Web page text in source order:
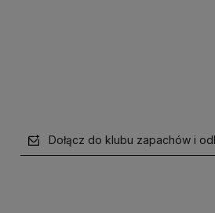
Dołącz do klubu zapachów i